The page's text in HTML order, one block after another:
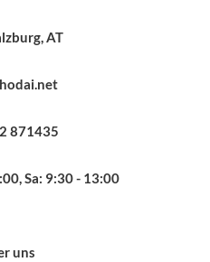
AT
871435
Sa: 9:30 - 13:00
uns